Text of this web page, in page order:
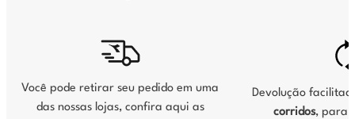
Você pode retirar seu pedido em uma
das nossas lojas, confira aqui as
Devolução
corridos, para